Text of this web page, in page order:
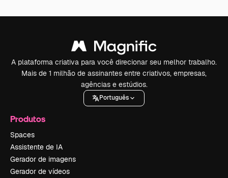
A plataforma criativa para você direcionar seu melhor trabalho.
Mais de 1 milhão de assinantes entre criativos, empresas,
agências e estúdios.
Português
Produtos
Spaces
Assistente de IA
Gerador de imagens
Gerador de vídeos